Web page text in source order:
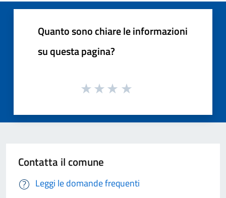
Quanto sono chiare le informazioni
su questa pagina?
Contatta il comune
Leggi le domande frequenti